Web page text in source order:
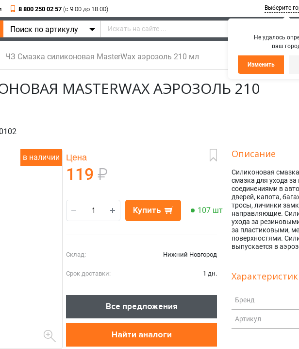
Не удалось
ваш
Изменить
8 800 250 02 57 (c 9:00 до 18:00) Выберите
Поиск по артикулу
ЧЗ Смазка силиконовая MasterWax аэрозоль 210 мл
MASTERWAX АЭРОЗОЛЬ 210
в наличии Цена
119 ₽
Купить 107 шт
Склад: Нижний Новгород
Срок доставки: 1 дн.
Все предложения
Найти аналоги
Описание
Силиконовая
смазка для ухода
соединениями в
дверей, капота,
тросы, личинки
направляющие.
ухода за
за пластиковыми,
поверхностями.
выпускается в
Бренд
Артикул